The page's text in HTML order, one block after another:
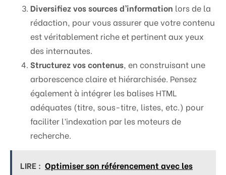
Diversifiez vos sources d’information lors de la
rédaction, pour vous assurer que votre contenu
est véritablement riche et pertinent aux yeux
des internautes.
Structurez vos contenus, en construisant une
arborescence claire et hiérarchisée. Pensez
également à intégrer les balises HTML
adéquates (titre, sous-titre, listes, etc.) pour
faciliter l’indexation par les moteurs de
recherche.
LIRE : Optimiser son référencement avec les